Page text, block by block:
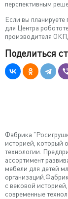
перспективным
Если вы
для Центра
производителя
Поделиться
Фабрика
историей, который
технологии.
ассортимент
мебели для детей
с вековой
современные